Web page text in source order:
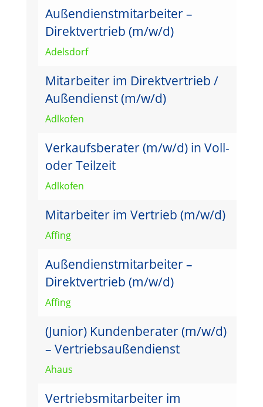
Außendienstmitarbeiter –
Direktvertrieb (m/w/d)
Adelsdorf
Mitarbeiter im Direktvertrieb /
Außendienst (m/w/d)
Adlkofen
Verkaufsberater (m/w/d) in Voll-
oder Teilzeit
Adlkofen
Mitarbeiter im Vertrieb (m/w/d)
Affing
Außendienstmitarbeiter –
Direktvertrieb (m/w/d)
Affing
(Junior) Kundenberater (m/w/d)
– Vertriebsaußendienst
Ahaus
Vertriebsmitarbeiter im